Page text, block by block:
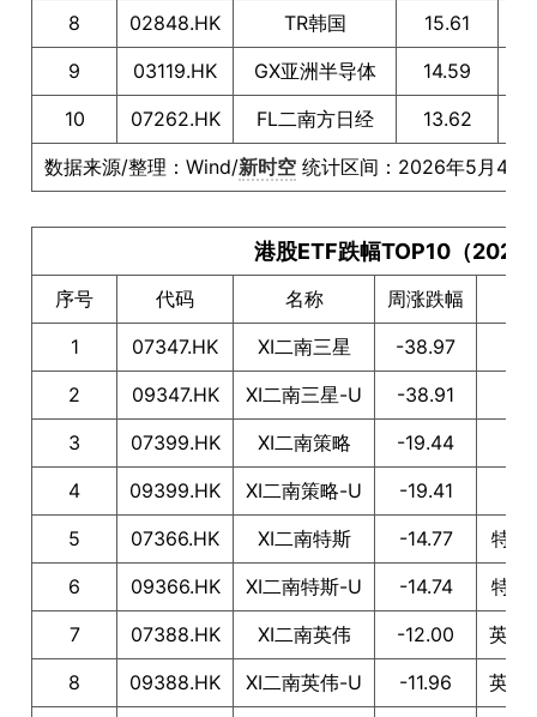
8
02848.HK TR韩国
15.61
9
03119.HK GX亚洲半导体 14.59
10
07262.HK FL二南方日经
13.62
数据来源/整理：Wind/新时空 统计区间：2026年5月4日
港股ETF跌幅TOP10（2026
序号 代码 名称 周涨跌幅
1
07347.HK XI二南三星 -38.97
2
09347.HK XI二南三星-U -38.91
3
07399.HK XI二南策略 -19.44
4
09399.HK XI二南策略-U -19.41
5
07366.HK XI二南特斯 -14.77
特斯
6
09366.HK XI二南特斯-U -14.74
特斯
7
07388.HK XI二南英伟 -12.00
英伟
8
09388.HK XI二南英伟-U -11.96
英伟